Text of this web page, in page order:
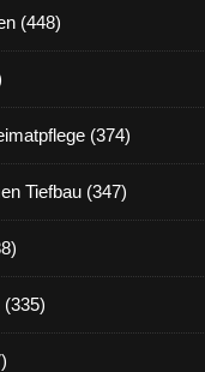
(448)
(374)
Tiefbau (347)
(335)